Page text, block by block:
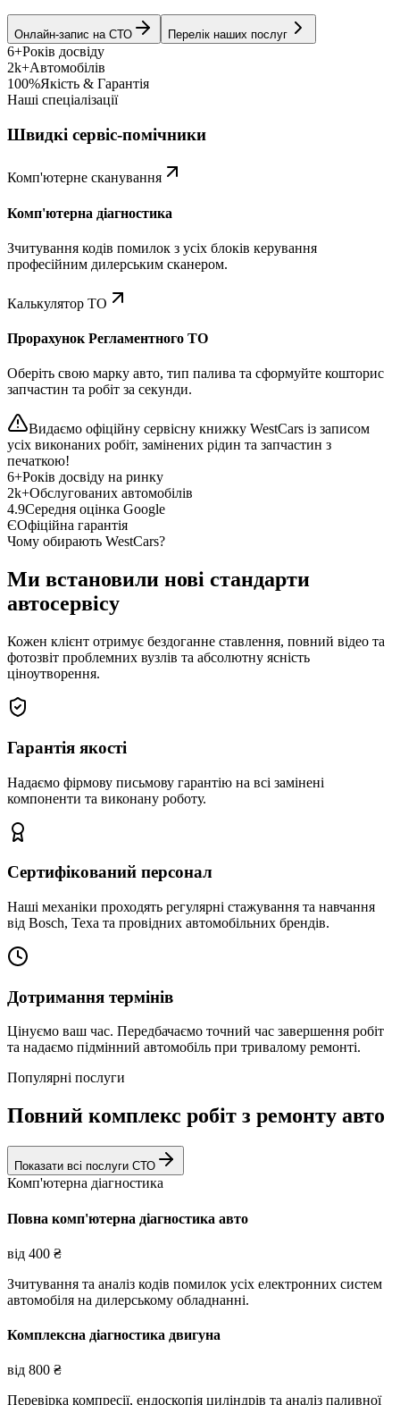
Онлайн-запис на СТО Перелік наших послуг
6+Років досвіду
2k+Автомобілів
100%Якість & Гарантія
Наші спеціалізації
Швидкі сервіс-помічники
Комп'ютерне сканування
Комп'ютерна діагностика
Зчитування кодів помилок з усіх блоків керування
професійним дилерським сканером.
Калькулятор ТО
Прорахунок Регламентного ТО
Оберіть свою марку авто, тип палива та сформуйте кошторис
запчастин та робіт за секунди.
Видаємо офіційну сервісну книжку WestCars із записом
усіх виконаних робіт, замінених рідин та запчастин з
печаткою!
6+Років досвіду на ринку
2k+Обслугованих автомобілів
4.9Середня оцінка Google
ЄОфіційна гарантія
Чому обирають WestCars?
Ми встановили нові стандарти
автосервісу
Кожен клієнт отримує бездоганне ставлення, повний відео та
фотозвіт проблемних вузлів та абсолютну ясність
ціноутворення.
Гарантія якості
Надаємо фірмову письмову гарантію на всі замінені
компоненти та виконану роботу.
Сертифікований персонал
Наші механіки проходять регулярні стажування та навчання
від Bosch, Texa та провідних автомобільних брендів.
Дотримання термінів
Цінуємо ваш час. Передбачаємо точний час завершення робіт
та надаємо підмінний автомобіль при тривалому ремонті.
Популярні послуги
Повний комплекс робіт з ремонту авто
Показати всі послуги СТО
Комп'ютерна діагностика
Повна комп'ютерна діагностика авто
від 400 ₴
Зчитування та аналіз кодів помилок усіх електронних систем
автомобіля на дилерському обладнанні.
Комплексна діагностика двигуна
від 800 ₴
Перевірка компресії, ендоскопія циліндрів та аналіз паливної